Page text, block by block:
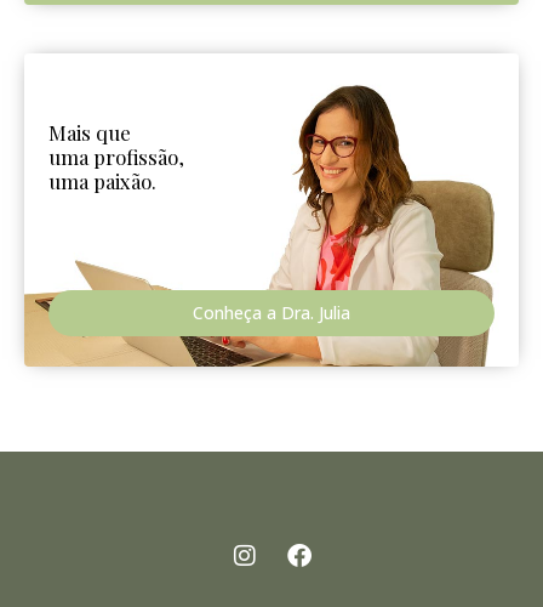
Mais que
uma profissão,
uma paixão.
Conheça a Dra. Julia